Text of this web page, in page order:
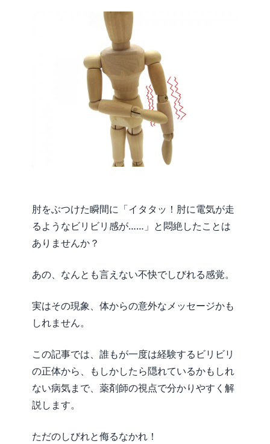
肘をぶつけた瞬間に「イタタッ！肘に電気が走
るようなビリビリ感が……」と悶絶したことは
ありませんか？
あの、なんとも言えない不快でしびれる感覚。
実はその現象、体からの意外なメッセージかも
しれません。
この記事では、誰もが一度は経験するビリビリ
の正体から、もしかしたら隠れているかもしれ
ない病気まで、薬剤師の視点で分かりやすく解
説します。
ただのしびれと侮るなかれ！